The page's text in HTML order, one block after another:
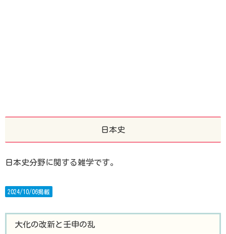
日本史
日本史分野に関する雑学です。
2024/10/06掲載
大化の改新と壬申の乱